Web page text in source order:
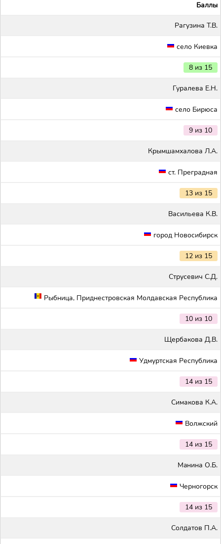
Баллы
Рагузина Т.В.
село Киевка
8 из 15
Гуралева Е.Н.
село Бирюса
9 из 10
Крымшамхалова Л.А.
ст. Преградная
13 из 15
Васильева К.В.
город Новосибирск
12 из 15
Струсевич С.Д.
Рыбница, Приднестровская Молдавская Республика
10 из 10
Щербакова Д.В.
Удмуртская Республика
14 из 15
Симакова К.А.
Волжский
14 из 15
Maнина О.Б.
Черногорск
14 из 15
Солдатов П.А.